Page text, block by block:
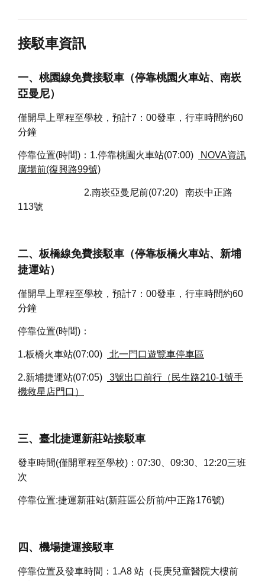
接駁車資訊
一、 桃園線免費接駁車（停靠桃園火車站、南崁
亞曼尼）
僅開早上單程至學校，預計7：00發車，行車時間約60
分鐘
停靠位置(時間)：1.停靠桃園火車站(07:00) NOVA資訊
廣場前(復興路99號)
2.南崁亞曼尼前(07:20) 南崁中正路
113號
二、板橋線免費接駁車 （停靠板橋火車站、 新埔
捷運站）
僅開早上單程至學校，預計7：00發車，行車時間約60
分鐘
停靠位置(時間)：
1.板橋火車站(07:00) 北一門口遊覽車停車區
2.新埔捷運站(07:05) 3號出口前行 （ 民生路210-1號手
機救星店門口 ）
三、臺北捷運新莊站接駁車
發車時間(僅開單程至學校)：07:30、09:30、12:20三班
次
停靠位置:捷運新莊站(新莊區公所前/中正路176號)
四 、機場捷運接駁車
停靠位置及發車時間：1.A8 站（長庚兒童醫院大樓前